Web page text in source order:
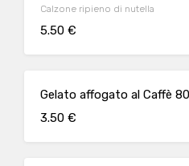
Calzone ripieno di nutella
5.50 €
Gelato affogato al Caffè
3.50 €